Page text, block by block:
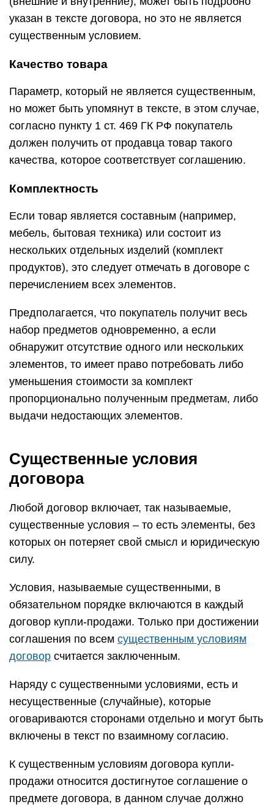
указан в тексте договора, но это не является
существенным условием.
Качество товара
Параметр, который не является существенным,
но может быть упомянут в тексте, в этом случае,
согласно пункту 1 ст. 469 ГК РФ покупатель
должен получить от продавца товар такого
качества, которое соответствует соглашению.
Комплектность
Если товар является составным (например,
мебель, бытовая техника) или состоит из
нескольких отдельных изделий (комплект
продуктов), это следует отмечать в договоре с
перечислением всех элементов.
Предполагается, что покупатель получит весь
набор предметов одновременно, а если
обнаружит отсутствие одного или нескольких
элементов, то имеет право потребовать либо
уменьшения стоимости за комплект
пропорционально полученным предметам, либо
выдачи недостающих элементов.
Существенные условия
договора
Любой договор включает, так называемые,
существенные условия – то есть элементы, без
которых он потеряет свой смысл и юридическую
силу.
Условия, называемые существенными, в
обязательном порядке включаются в каждый
договор купли-продажи. Только при достижении
соглашения по всем существенным условиям
договор считается заключенным.
Наряду с существенными условиями, есть и
несущественные (случайные), которые
оговариваются сторонами отдельно и могут быть
включены в текст по взаимному согласию.
К существенным условиям договора купли-
продажи относится достигнутое соглашение о
предмете договора, в данном случае должно